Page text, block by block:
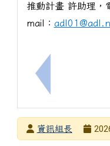
上一筆：115年
推動計畫 許助理
mail：
發布者資訊組長